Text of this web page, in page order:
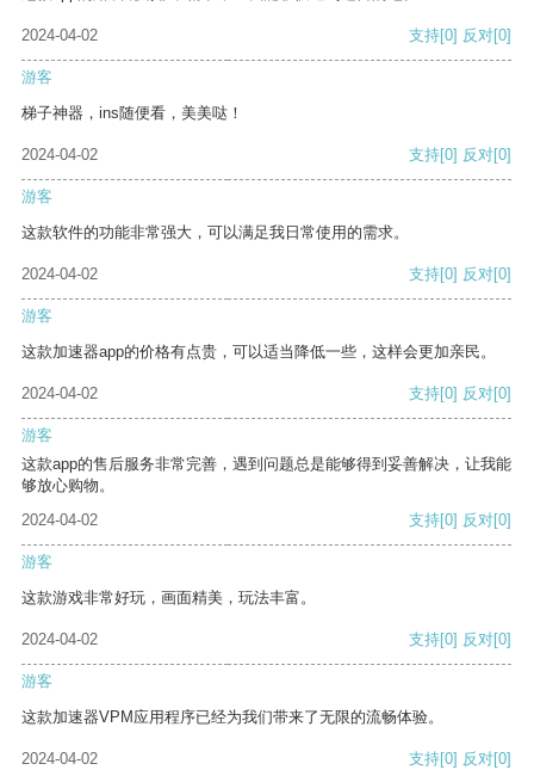
2024-04-02 支持[0] 反对[0]
游客
梯子神器，ins随便看，美美哒！
2024-04-02 支持[0] 反对[0]
游客
这款软件的功能非常强大，可以满足我日常使用的需求。
2024-04-02 支持[0] 反对[0]
游客
这款加速器app的价格有点贵，可以适当降低一些，这样会更加亲民。
2024-04-02 支持[0] 反对[0]
游客
这款app的售后服务非常完善，遇到问题总是能够得到妥善解决，让我能
够放心购物。
2024-04-02
支持[0] 反对[0]
游客
这款游戏非常好玩，画面精美，玩法丰富。
2024-04-02 支持[0] 反对[0]
游客
这款加速器VPM应用程序已经为我们带来了无限的流畅体验。
2024-04-02 支持[0] 反对[0]